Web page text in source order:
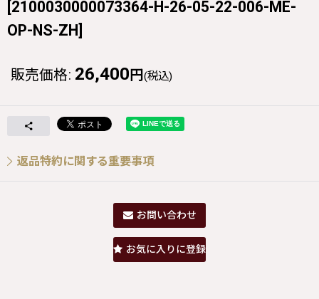
[2100030000073364-H-26-05-22-006-ME-
OP-NS-ZH]
販売価格: 26,400 円 (税込)
返品特約に関する重要事項
お問い合わせ
お気に入りに登録